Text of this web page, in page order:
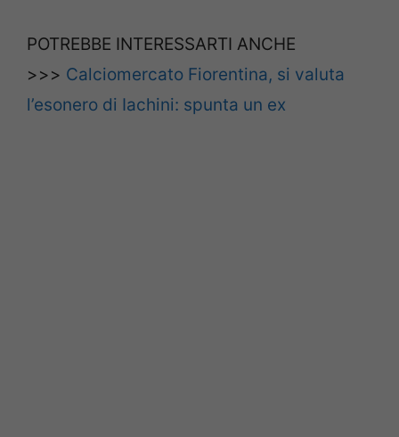
POTREBBE INTERESSARTI ANCHE
>>> Calciomercato Fiorentina, si valuta
l’esonero di Iachini: spunta un ex